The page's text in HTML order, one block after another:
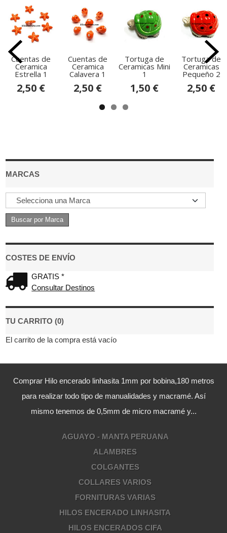
MARCAS
COSTES DE ENVÍO
GRATIS *
Consultar Destinos
TU CARRITO (0)
El carrito de la compra está vacío
Cuentas de
Ceramica
Estrella 1
2,50 €
Cuentas de
Ceramica
Calavera 1
2,50 €
Tortuga de
Ceramicas Mini
1
1,50 €
Tortuga de
Ceramicas
Pequeño 2
2,50 €
Comprar Hilo encerado linhasita 1mm por bobina,180 metros
para realizar todo tipo de manualidades y macramé. Así
mismo tenemos de 0,5mm de micro macramé y...
AGUAYO - MANTA PERUANA
ALAMBRES
COLGANTES
COLLARES VARIOS
FORNITURAS VARIAS
HILOS ENCERADO LINHASITA
HILOS ENCERADOS CIFA